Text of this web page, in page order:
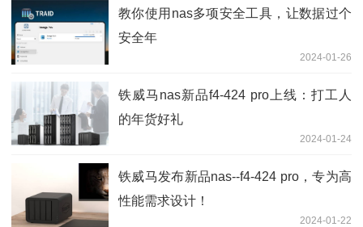
教你使用nas多项安全工具，让数据过个
安全年
2024-01-26
铁威马nas新品f4-424 pro上线：打工人
的年货好礼
2024-01-24
铁威马发布新品nas--f4-424 pro，专为高
性能需求设计！
2024-01-22